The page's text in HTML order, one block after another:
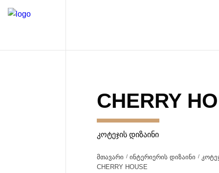
CHERRY
ᲙᲝᲢᲔᲯᲘᲡ ᲓᲘᲖᲐᲘᲜᲘ
მთავარი ინტერიერის დიზაინი
CHERRY HOUSE